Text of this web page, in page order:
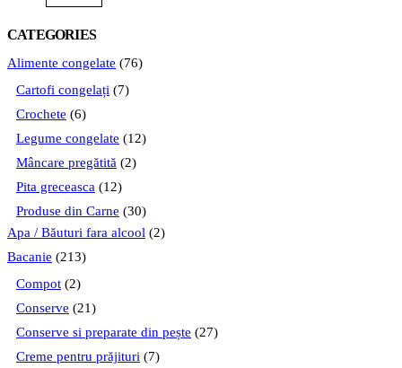
CATEGORIES
Alimente congelate (76)
Cartofi congelați (7)
Crochete (6)
Legume congelate (12)
Mâncare pregătită (2)
Pita greceasca (12)
Produse din Carne (30)
Apa / Băuturi fara alcool (2)
Bacanie (213)
Compot (2)
Conserve (21)
Conserve si preparate din pește (27)
Creme pentru prăjituri (7)